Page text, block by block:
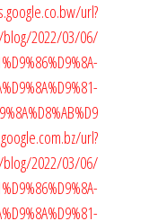
url?
blog/2022/03/06/
url?
blog/2022/03/06/